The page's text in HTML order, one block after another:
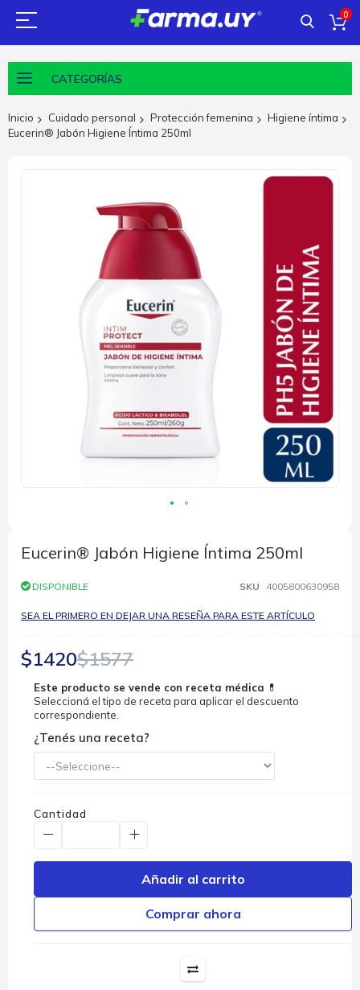
0
CATEGORÍAS
Inicio Cuidado personal Protección femenina
Higiene íntima
Eucerin® Jabón Higiene Íntima 250ml
comienzo
de
galería
imágenes
Eucerin® Jabón Higiene Íntima 250ml
DISPONIBLE SKU 4005800630958
SEA EL PRIMERO EN DEJAR UNA RESEÑA PARA ESTE ARTÍCULO
$1420$1577
Este producto se vende con receta médica 💊
Seleccioná el tipo de receta para aplicar el descuento
correspondiente.
¿Tenés una receta?
Cantidad
Añadir al carrito
Comprar ahora